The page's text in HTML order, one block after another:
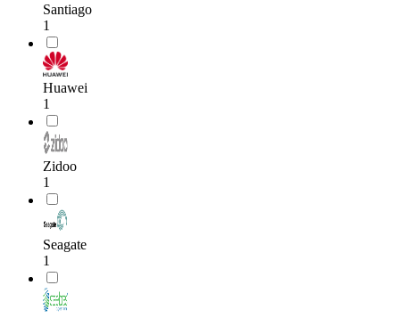
Santiago
1
Huawei
1
Zidoo
1
Seagate
1